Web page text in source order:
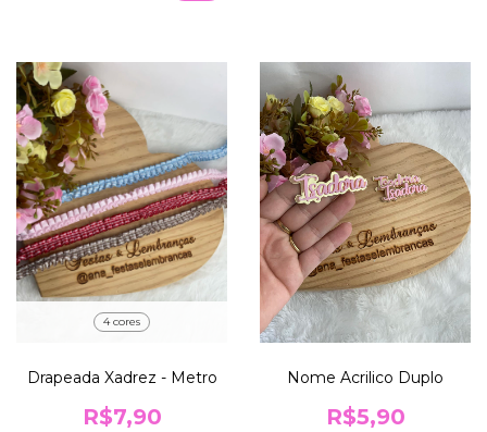
4 cores
Drapeada Xadrez - Metro
R$7,90
Nome Acrilico Duplo
R$5,90